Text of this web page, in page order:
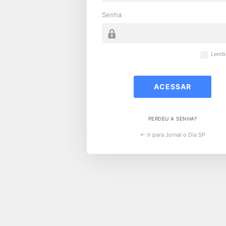
Senha
PERDEU A SENHA?
← Ir para Jornal o Dia SP